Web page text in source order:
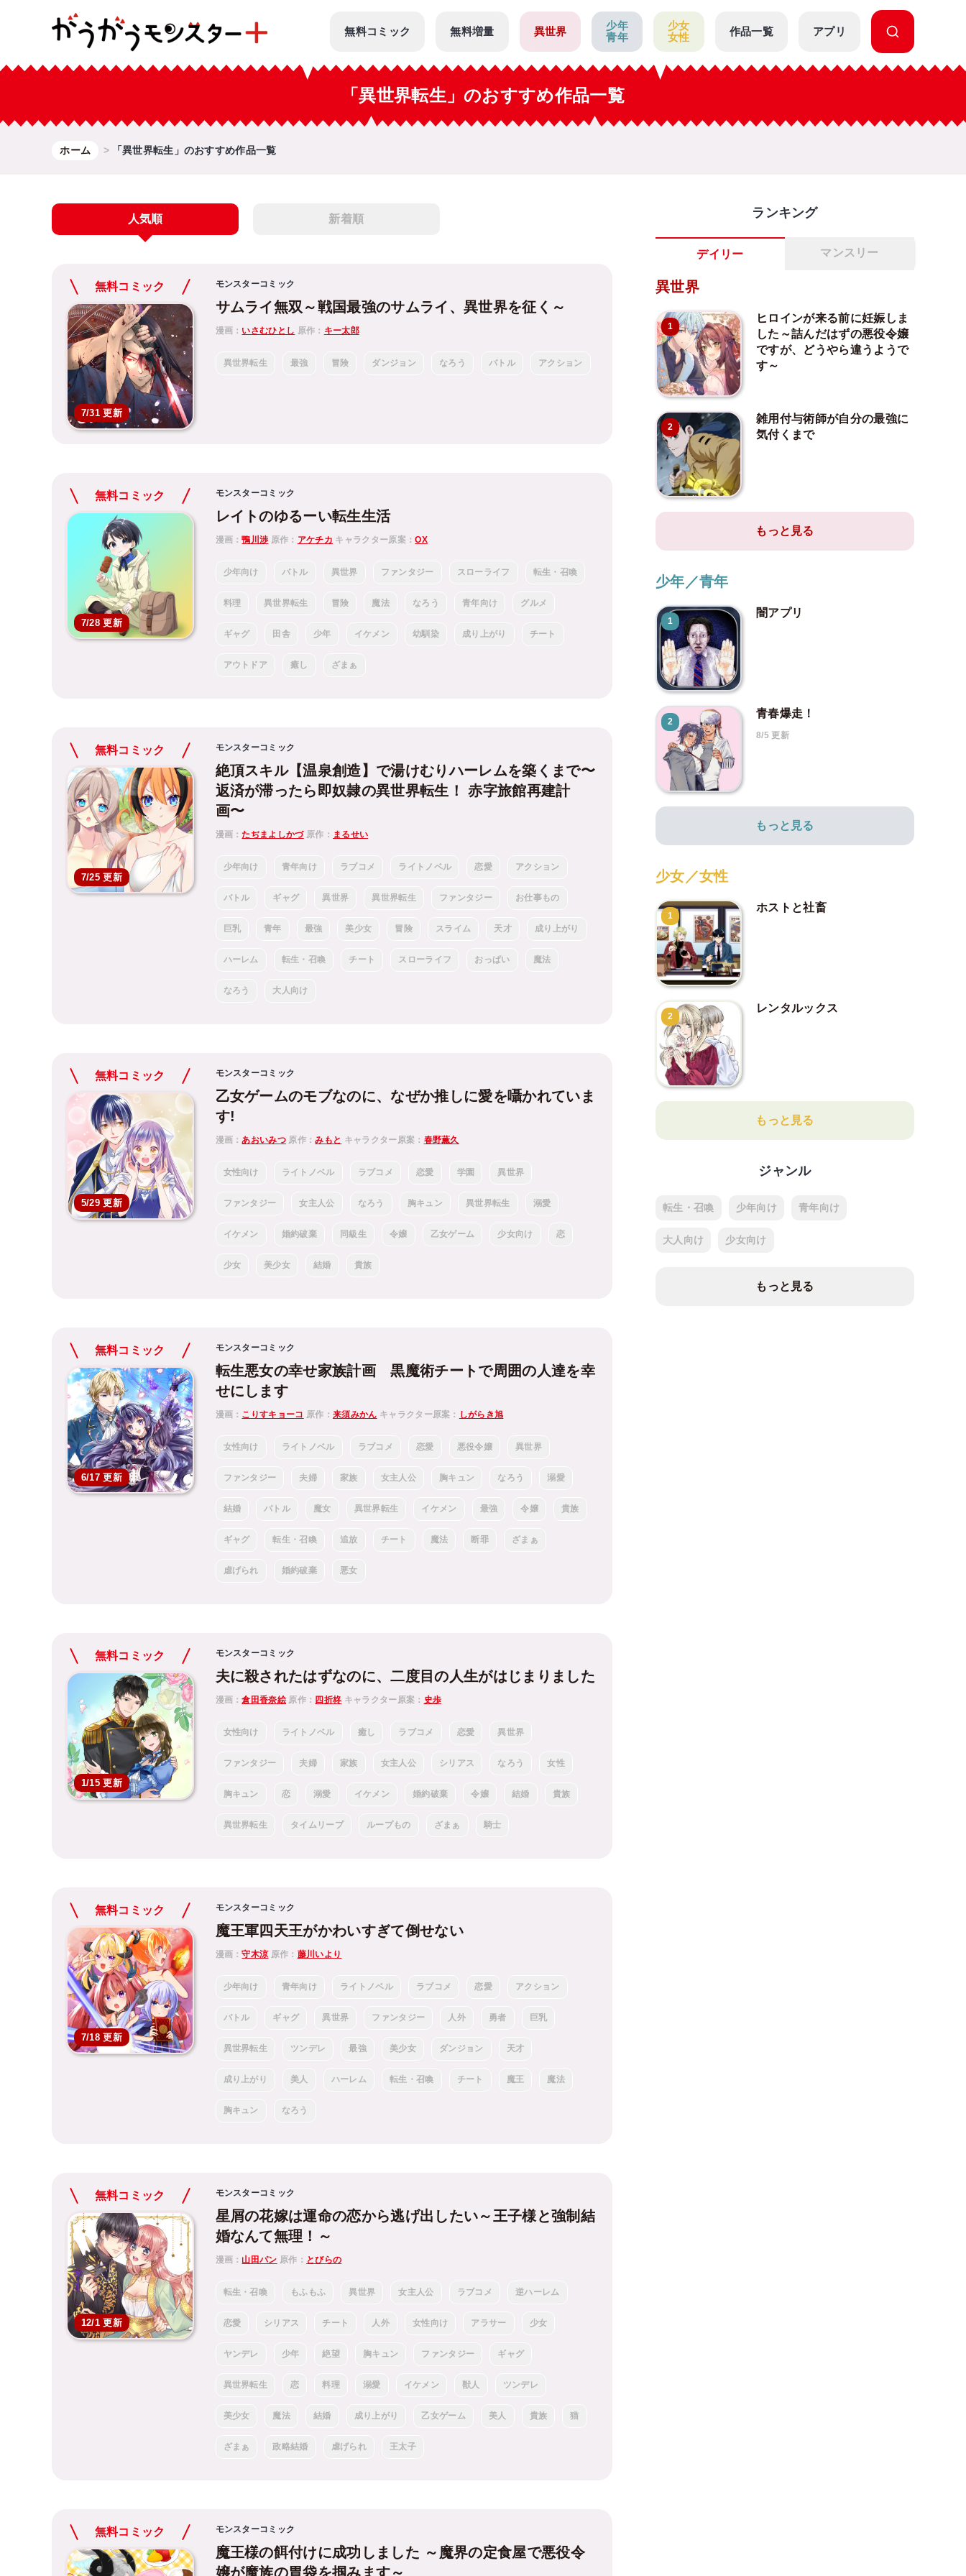
無料コミック 無料増量 異世界
少年
青年
少女
女性
作品一覧 アプリ
「異世界転生」のおすすめ作品一覧
ホーム 「異世界転生」のおすすめ作品一覧
人気順 新着順
無料コミック
7/31 更新
モンスターコミック
サムライ無双～戦国最強のサムライ、異世界を征く～
漫画： いさむひとし 原作： キー太郎
異世界転生 最強 冒険 ダンジョン なろう バトル アクション
無料コミック
7/28 更新
モンスターコミック
レイトのゆるーい転生生活
漫画：鴨川渉 原作： アケチカ キャラクター原案：OX
少年向け バトル 異世界 ファンタジー スローライフ 転生・召喚
料理 異世界転生 冒険 魔法 なろう 青年向け グルメ
ギャグ 田舎 少年 イケメン 幼馴染 成り上がり チート
アウトドア 癒し ざまぁ
無料コミック
7/25 更新
モンスターコミック
絶頂スキル【温泉創造】で湯けむりハーレムを築くまで〜
返済が滞ったら即奴隷の異世界転生！ 赤字旅館再建計
画〜
漫画：たぢまよしかづ原作： まるせい
少年向け 青年向け ラブコメ ライトノベル 恋愛 アクション
バトル ギャグ 異世界 異世界転生 ファンタジー お仕事もの
巨乳 青年 最強 美少女 冒険 スライム 天才 成り上がり
ハーレム 転生・召喚 チート スローライフ おっぱい 魔法
なろう 大人向け
無料コミック
5/29 更新
モンスターコミック
乙女ゲームのモブなのに、なぜか推しに愛を囁かれていま
す!
漫画：あおいみつ 原作：みもと キャラクター原案： 春野薫久
女性向け ライトノベル ラブコメ 恋愛 学園 異世界
ファンタジー 女主人公 なろう 胸キュン 異世界転生 溺愛
イケメン 婚約破棄 同級生 令嬢 乙女ゲーム 少女向け 恋
少女 美少女 結婚 貴族
無料コミック
6/17 更新
モンスターコミック
転生悪女の幸せ家族計画 黒魔術チートで周囲の人達を幸
せにします
漫画： こりすキョーコ 原作： 来須みかん キャラクター原案： しがらき旭
女性向け ライトノベル ラブコメ 恋愛 悪役令嬢 異世界
ファンタジー 夫婦 家族 女主人公 胸キュン なろう 溺愛
結婚 バトル 魔女 異世界転生 イケメン 最強 令嬢 貴族
ギャグ 転生・召喚 追放 チート 魔法 断罪 ざまぁ
虐げられ 婚約破棄 悪女
無料コミック
1/15 更新
モンスターコミック
夫に殺されたはずなのに、二度目の人生がはじまりました
漫画：倉田香奈絵 原作： 四折柊 キャラクター原案： 史歩
女性向け ライトノベル 癒し ラブコメ 恋愛 異世界
ファンタジー 夫婦 家族 女主人公 シリアス なろう 女性
胸キュン 恋 溺愛 イケメン 婚約破棄 令嬢 結婚 貴族
異世界転生 タイムリープ ループもの ざまぁ 騎士
無料コミック
7/18 更新
モンスターコミック
魔王軍四天王がかわいすぎて倒せない
漫画：守木涼 原作： 藤川いより
少年向け 青年向け ライトノベル ラブコメ 恋愛 アクション
バトル ギャグ 異世界 ファンタジー 人外 勇者 巨乳
異世界転生 ツンデレ 最強 美少女 ダンジョン 天才
成り上がり 美人 ハーレム 転生・召喚 チート 魔王 魔法
胸キュン なろう
無料コミック
12/1 更新
モンスターコミック
星屑の花嫁は運命の恋から逃げ出したい～王子様と強制結
婚なんて無理！～
漫画： 山田パン 原作： とびらの
転生・召喚 もふもふ 異世界 女主人公 ラブコメ 逆ハーレム
恋愛 シリアス チート 人外 女性向け アラサー 少女
ヤンデレ 少年 絶望 胸キュン ファンタジー ギャグ
異世界転生 恋 料理 溺愛 イケメン 獣人 ツンデレ
美少女 魔法 結婚 成り上がり 乙女ゲーム 美人 貴族 猫
ざまぁ 政略結婚 虐げられ 王太子
無料コミック モンスターコミック
魔王様の餌付けに成功しました ～魔界の定食屋で悪役令
嬢が魔族の胃袋を掴みます～
ランキング
デイリー マンスリー
異世界
1
ヒロインが来る前に妊娠しま
した～詰んだはずの悪役令嬢
ですが、どうやら違うようで
す～
2
雑用付与術師が自分の最強に
気付くまで
もっと見る
少年／青年
1
闇アプリ
2
青春爆走！
8/5 更新
もっと見る
少女／女性
1
ホストと社畜
2
レンタルックス
もっと見る
ジャンル
転生・召喚 少年向け 青年向け
大人向け 少女向け
もっと見る